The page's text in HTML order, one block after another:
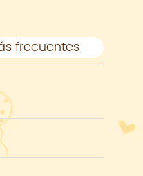
frecuentes